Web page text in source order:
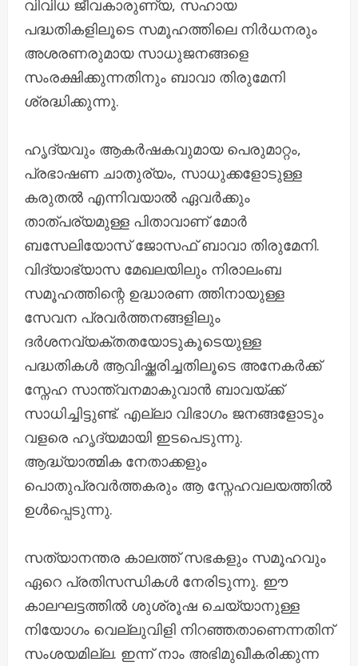
വിവിധ ജീവകാരുണ്യ, സഹായ
പദ്ധതികളിലൂടെ സമൂഹത്തിലെ നിർധനരും
അശരണരുമായ സാധുജനങ്ങളെ
സംരക്ഷിക്കുന്നതിനും ബാവാ തിരുമേനി
ശ്രദ്ധിക്കുന്നു.
ഹൃദ്യവും ആകർഷകവുമായ പെരുമാറ്റം,
പ്രഭാഷണ ചാതുര്യം, സാധുക്കളോടുള്ള
കരുതൽ എന്നിവയാൽ ഏവർക്കും
താത്പര്യമുള്ള പിതാവാണ് മോർ
ബസേലിയോസ് ജോസഫ് ബാവാ തിരുമേനി.
വിദ്യാഭ്യാസ മേഖലയിലും നിരാലംബ
സമൂഹത്തിന്റെ ഉദ്ധാരണ ത്തിനായുള്ള
സേവന പ്രവർത്തനങ്ങളിലും
ദർശനവ്യക്തതയോടുകൂടെയുള്ള
പദ്ധതികൾ ആവിഷ്ക്കരിച്ചതിലൂടെ അനേകർക്ക്
സ്നേഹ സാന്ത്വനമാകുവാൻ ബാവയ്ക്ക്
സാധിച്ചിട്ടുണ്ട്. എല്ലാ വിഭാഗം ജനങ്ങളോടും
വളരെ ഹൃദ്യമായി ഇടപെടുന്നു.
ആദ്ധ്യാത്മിക നേതാക്കളും
പൊതുപ്രവർത്തകരും ആ സ്നേഹവലയത്തിൽ
ഉൾപ്പെടുന്നു.
സത്യാനന്തര കാലത്ത് സഭകളും സമൂഹവും
ഏറെ പ്രതിസന്ധികൾ നേരിടുന്നു. ഈ
കാലഘട്ടത്തിൽ ശുശ്രൂഷ ചെയ്യാനുള്ള
നിയോഗം വെല്ലുവിളി നിറഞ്ഞതാണെന്നതിന്
സംശയമില്ല. ഇന്ന് നാം അഭിമുഖീകരിക്കുന്ന